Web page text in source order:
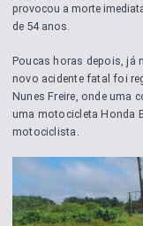
provocou a morte
de 54 anos.
Poucas horas depois, já
novo acidente fatal foi
Nunes Freire, onde uma
uma motocicleta Honda
motociclista.